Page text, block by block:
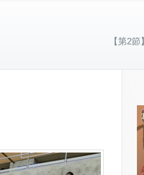
【第2